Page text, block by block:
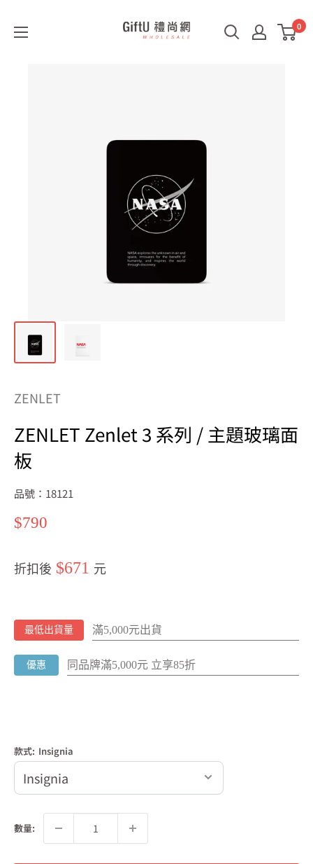
GiftU
0
ZENLET
ZENLET Zenlet 3 系列 / 主題玻璃面
板
品號：18121
特
$790
折扣後 $671 元
最低出貨量 滿5,000元出貨
優惠 同品牌滿5,000元 立享85折
款式: Insignia
數量: